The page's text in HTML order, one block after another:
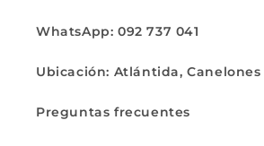
WhatsApp: 092 737 041
Ubicación: Atlántida, Canelones
Preguntas frecuentes